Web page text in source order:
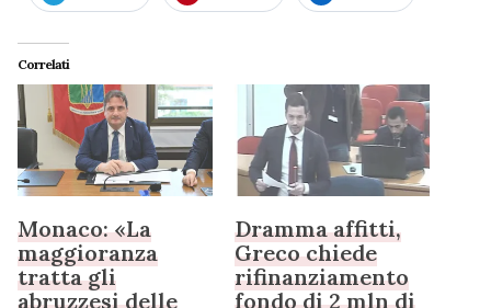
Correlati
Monaco: «La
maggioranza
tratta gli
abruzzesi delle
Dramma affitti,
Greco chiede
rifinanziamento
fondo di 2 mln di